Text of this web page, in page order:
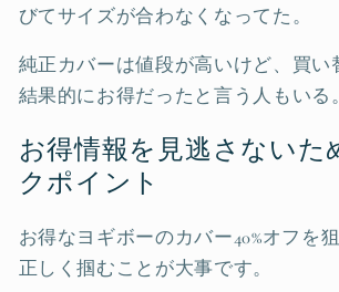
びてサイズが合わなくなってた。
純正カバーは値段が高いけど、買い
結果的にお得だったと言う人もいる。
お得情報を見逃さないた
クポイント
お得なヨギボーのカバー40%オフを
正しく掴むことが大事です。